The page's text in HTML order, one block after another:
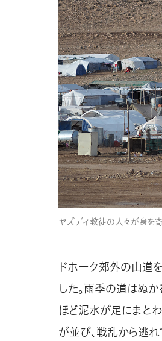
ヤズディ教徒の人々が身を
ドホーク郊外の山道
した。雨季の道はぬ
ほど泥水が足にまと
が並び、戦乱から逃